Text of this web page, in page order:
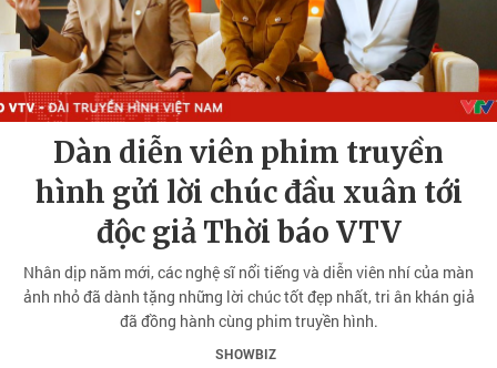
Dàn diễn viên phim truyền
hình gửi lời chúc đầu xuân tới
độc giả Thời báo VTV
Nhân dịp năm mới, các nghệ sĩ nổi tiếng và diễn viên nhí của màn
ảnh nhỏ đã dành tặng những lời chúc tốt đẹp nhất, tri ân khán giả
đã đồng hành cùng phim truyền hình.
SHOWBIZ